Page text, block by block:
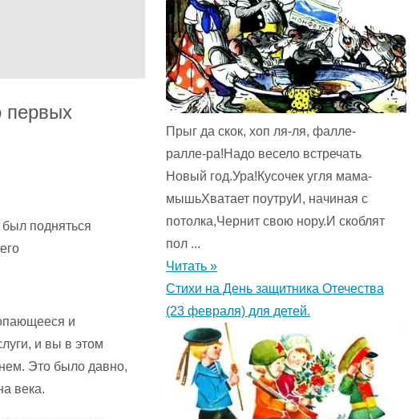
подняться
и
и вы в этом
Это было давно,
века.
Прыг да скок, хоп ля-ля, фалле-
ралле-ра!Надо весело встречать
Новый год.Ура!Кусочек угля мама-
мышьХватает поутруИ, начиная с
потолка,Чернит свою нору.И скоблят
пол ...
Читать »
Стихи на День защитника Отечества
(23 февраля) для детей.